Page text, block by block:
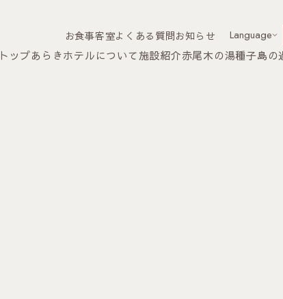
お食事客室よくある質問お知らせ Language
トップあらきホテルについて施設紹介赤尾木の湯種子島の